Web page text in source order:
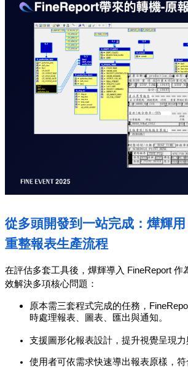
從多頭開發到一站完成：燁輝
重整報表生產流程
在評估多套工具後，燁輝導入 FineReport 作
效解決多項核心問題：
原本需三套程式完成的任務，
時處理報表、圖表、匯出與通知。
支援圖形化報表設計，提升視覺呈現力
使用者可依需求快速導出報表原樣，